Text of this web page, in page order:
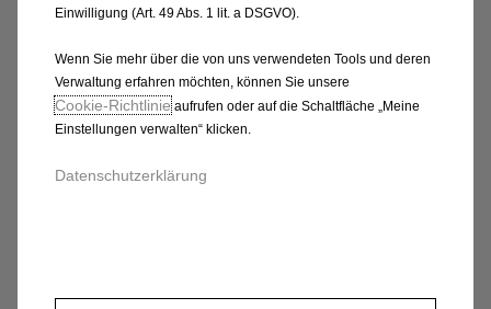
Einwilligung (Art. 49 Abs. 1 lit. a DSGVO).
Wenn Sie mehr über die von uns verwendeten Tools und deren
Verwaltung erfahren möchten, können Sie unsere
Cookie‑Richtlinieaufrufen oder auf die Schaltfläche „Meine
Einstellungen verwalten“ klicken.
Datenschutzerklärung